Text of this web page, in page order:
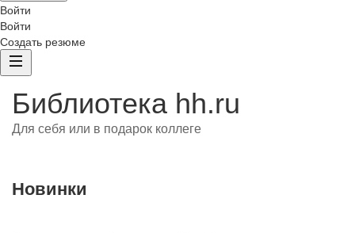
Войти
Войти
Создать резюме
Библиотека hh.ru
Для себя или в подарок коллеге
Новинки